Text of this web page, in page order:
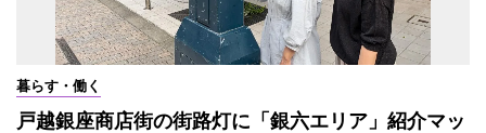
暮らす・働く
戸越銀座商店街の街路灯に「銀六エリア」紹介マッ